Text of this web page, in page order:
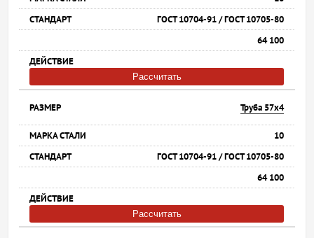
ГОСТ 10704-91 / ГОСТ 10705-80
64 100
Рассчитать
Труба 57х4
10
ГОСТ 10704-91 / ГОСТ 10705-80
64 100
Рассчитать